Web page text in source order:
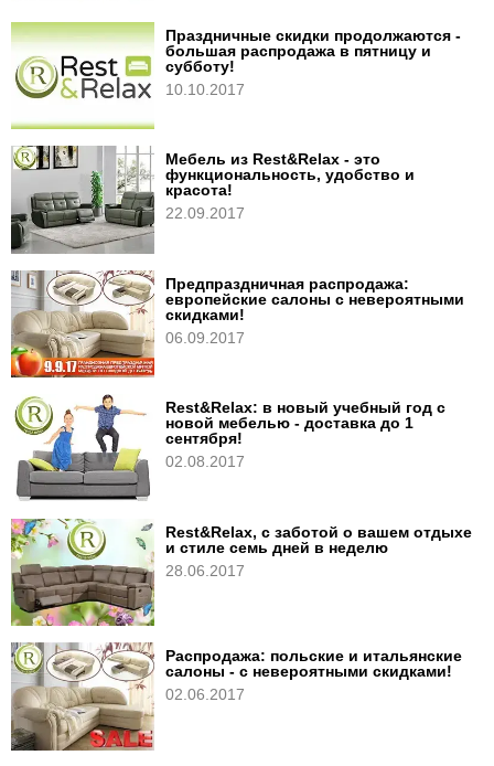
Праздничные скидки продолжаются -
большая распродажа в пятницу и
субботу!
10.10.2017
Мебель из Rest&Relax - это
функциональность, удобство и
красота!
22.09.2017
Предпраздничная распродажа:
европейские салоны с невероятными
скидками!
06.09.2017
Rest&Relax: в новый учебный год с
новой мебелью - доставка до 1
сентября!
02.08.2017
Rest&Relax, c заботой о вашем отдыхе
и стиле семь дней в неделю
28.06.2017
Распродажа: польские и итальянские
салоны - с невероятными скидками!
02.06.2017